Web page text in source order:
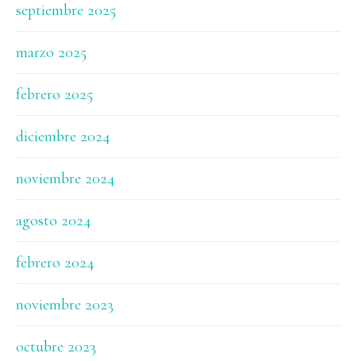
septiembre 2025
marzo 2025
febrero 2025
diciembre 2024
noviembre 2024
agosto 2024
febrero 2024
noviembre 2023
octubre 2023